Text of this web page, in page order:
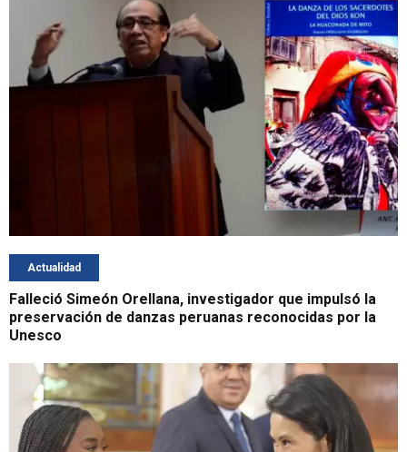
Actualidad
Falleció Simeón Orellana, investigador que impulsó la
preservación de danzas peruanas reconocidas por la
Unesco